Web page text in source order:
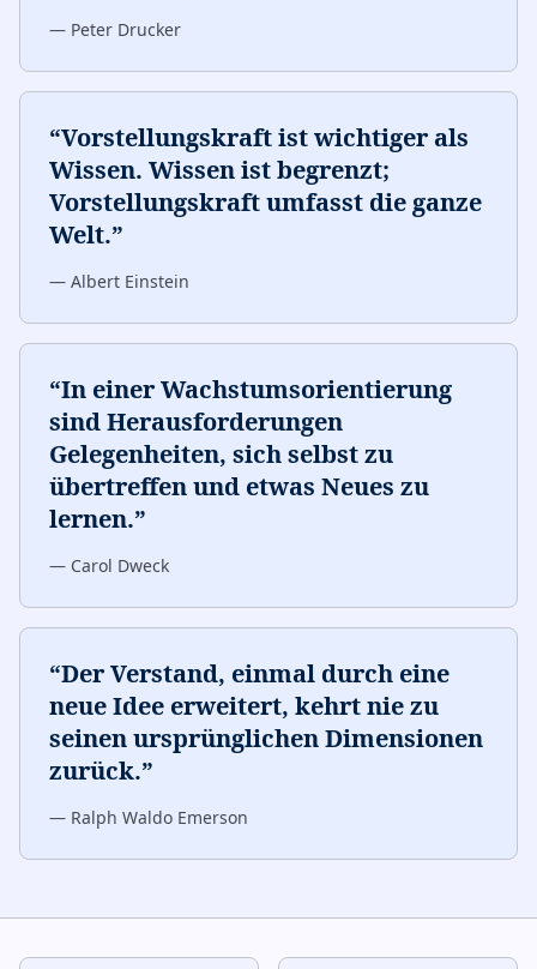
— Peter Drucker
“Vorstellungskraft ist wichtiger als
Wissen. Wissen ist begrenzt;
Vorstellungskraft umfasst die ganze
Welt.”
— Albert Einstein
“In einer Wachstumsorientierung
sind Herausforderungen
Gelegenheiten, sich selbst zu
übertreffen und etwas Neues zu
lernen.”
— Carol Dweck
“Der Verstand, einmal durch eine
neue Idee erweitert, kehrt nie zu
seinen ursprünglichen Dimensionen
zurück.”
— Ralph Waldo Emerson